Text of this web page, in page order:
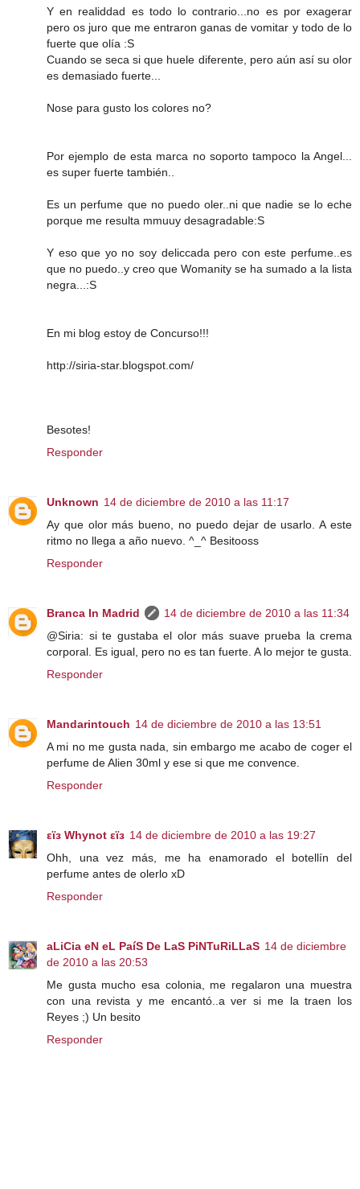
Y en realiddad es todo lo contrario...no es por exagerar
pero os juro que me entraron ganas de vomitar y todo de lo
fuerte que olía :S
Cuando se seca si que huele diferente, pero aún así su olor
es demasiado fuerte...
Nose para gusto los colores no?
Por ejemplo de esta marca no soporto tampoco la Angel...
es super fuerte también..
Es un perfume que no puedo oler..ni que nadie se lo eche
porque me resulta mmuuy desagradable:S
Y eso que yo no soy deliccada pero con este perfume..es
que no puedo..y creo que Womanity se ha sumado a la lista
negra...:S
En mi blog estoy de Concurso!!!
http://siria-star.blogspot.com/
Besotes!
Responder
Unknown 14 de diciembre de 2010 a las 11:17
Ay que olor más bueno, no puedo dejar de usarlo. A este
ritmo no llega a año nuevo. ^_^ Besitooss
Responder
Branca In Madrid
14 de diciembre de 2010 a las 11:34
@Siria: si te gustaba el olor más suave prueba la crema
corporal. Es igual, pero no es tan fuerte. A lo mejor te gusta.
Responder
Mandarintouch 14 de diciembre de 2010 a las 13:51
A mi no me gusta nada, sin embargo me acabo de coger el
perfume de Alien 30ml y ese si que me convence.
Responder
εϊз Whynot εϊз 14 de diciembre de 2010 a las 19:27
Ohh, una vez más, me ha enamorado el botellín del
perfume antes de olerlo xD
Responder
aLiCia eN eL PaíS De LaS PiNTuRiLLaS 14 de diciembre
de 2010 a las 20:53
Me gusta mucho esa colonia, me regalaron una muestra
con una revista y me encantó..a ver si me la traen los
Reyes ;) Un besito
Responder